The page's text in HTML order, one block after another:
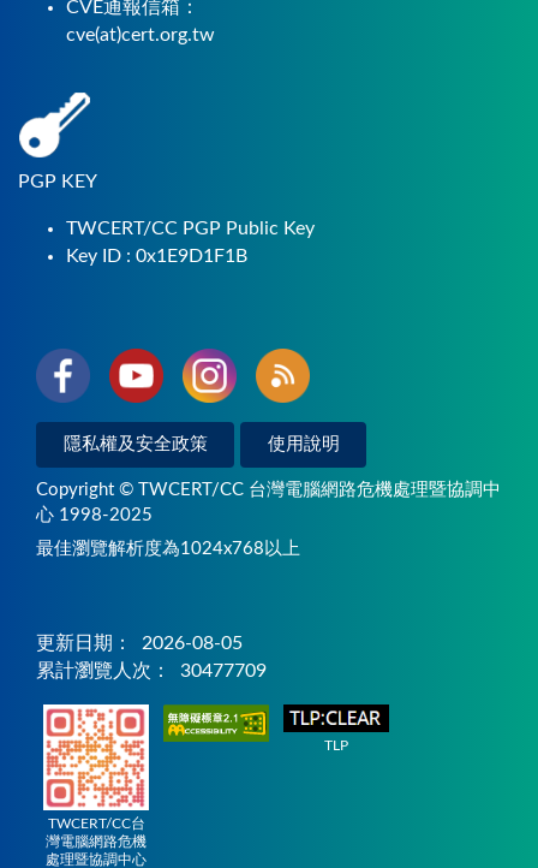
CVE通報信箱：
cve(at)cert.org.tw
PGP KEY
TWCERT/CC PGP Public Key
Key ID : 0x1E9D1F1B
隱私權及安全政策 使用說明
Copyright © TWCERT/CC 台灣電腦網路危機處理暨協調中
心 1998-2025
最佳瀏覽解析度為1024x768以上
更新日期：
2026-08-05
累計瀏覽人次：
30477709
TWCERT/CC台
灣電腦網路危機
處理暨協調中心
TLP